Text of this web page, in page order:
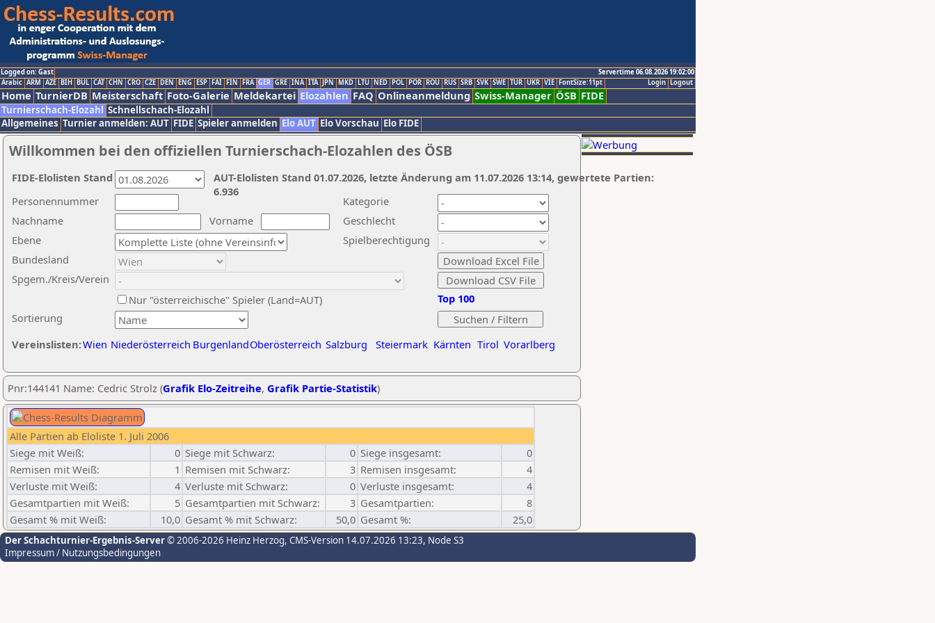
Logged on: Gast
Servertime 06.08.2026 19:02:00
Logout
Login
Arabic ARM AZE BIH BUL CAT CHN CRO CZE DEN ENG ESP FAI FIN FRA GER GRE INA ITA JPN MKD LTU NED POL POR ROU RUS SRB SVK SWE TUR UKR VIE FontSize:11pt
Home TurnierDB Meisterschaft Foto-Galerie Meldekartei Elozahlen FAQ Onlineanmeldung Swiss-Manager ÖSB FIDE
Turnierschach-Elozahl Schnellschach-Elozahl
Allgemeines Turnier anmelden: AUT FIDE Spieler anmelden Elo AUT Elo Vorschau Elo FIDE
Willkommen bei den offiziellen Turnierschach-Elozahlen des ÖSB
Nachname
Vorname
Ebene
Kategorie
Sortierung
Personennummer
Bundesland
Spgem./Kreis/Verein
Geschlecht
Nur "österreichische" Spieler (Land=AUT)
Spielberechtigung
Vereinslisten:Wien Niederösterreich BurgenlandOberösterreich Salzburg Steiermark Kärnten Tirol Vorarlberg
Top 100
AUT-Elolisten Stand 01.07.2026, letzte Änderung am 11.07.2026 13:14, gewertete Partien:
6.936
FIDE-Elolisten Stand
Pnr:144141 Name: Cedric Strolz (Grafik Elo-Zeitreihe, Grafik Partie-Statistik)
Alle Partien ab Eloliste 1. Juli 2006
Siege mit Weiß:
0 Siege mit Schwarz: 0 Siege insgesamt:
0
Remisen mit Weiß:
1 Remisen mit Schwarz: 3 Remisen insgesamt:
4
Verluste mit Weiß:
4 Verluste mit Schwarz: 0 Verluste insgesamt:
4
Gesamtpartien mit Weiß:
5 Gesamtpartien mit Schwarz: 3 Gesamtpartien:
8
Gesamt % mit Weiß:
10,0 Gesamt % mit Schwarz: 50,0 Gesamt %: 25,0
Der Schachturnier-Ergebnis-Server© 2006-2026 Heinz Herzog, CMS-Version 14.07.2026 13:23, Node S3
Impressum / Nutzungsbedingungen